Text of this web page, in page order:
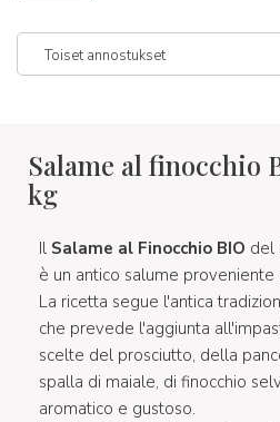
Salame al finocchio
kg
Il Salame al Finocchio BIO del
è un antico salume
La ricetta segue l'antica
che prevede l'aggiunta
scelte del prosciutto, della
spalla di maiale, di finocchio
aromatico e gustoso.